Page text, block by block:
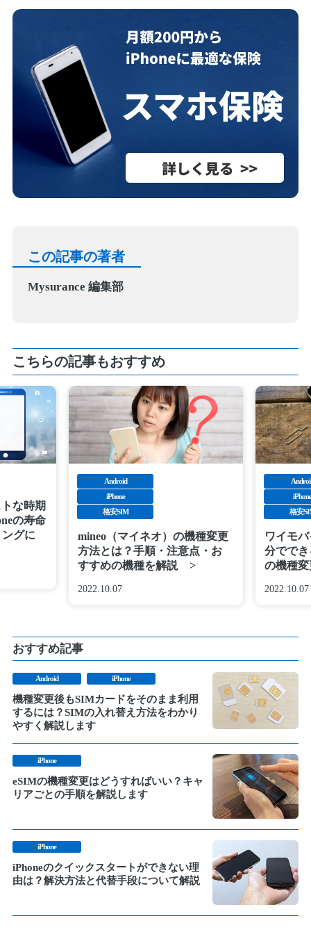
この記事の著者
Mysurance 編集部
こちらの記事もおすすめ
な時期
の寿命
グに
Android
iPhone
格安SIM
mineo（マイネオ）の機種変更
方法とは？手順・注意点・お
すすめの機種を解説
2022.10.07
iPhone
格安
ワイモ
分でで
の機種
2022.10.07
おすすめ記事
Android iPhone
機種変更後もSIMカードをそのまま利用
するには？SIMの入れ替え方法をわかり
やすく解説します
iPhone
eSIMの機種変更はどうすればいい？キャ
リアごとの手順を解説します
iPhone
iPhoneのクイックスタートができない理
由は？解決方法と代替手段について解説